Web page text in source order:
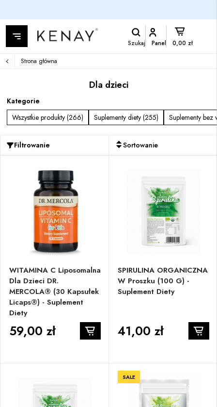
Szukaj Panel 0,00 zł
Strona główna
Dla dzieci
Kategorie
Wszystkie produkty (266)
Suplementy diety (255) Suplementy bez
Filtrowanie Sortowanie
WITAMINA C Liposomalna
Dla Dzieci DR.
MERCOLA® (30 Kapsułek
Licaps®) - Suplement
Diety
59,00 zł
SPIRULINA ORGANICZNA
W Proszku (100 G) -
Suplement Diety
41,00 zł
SALE